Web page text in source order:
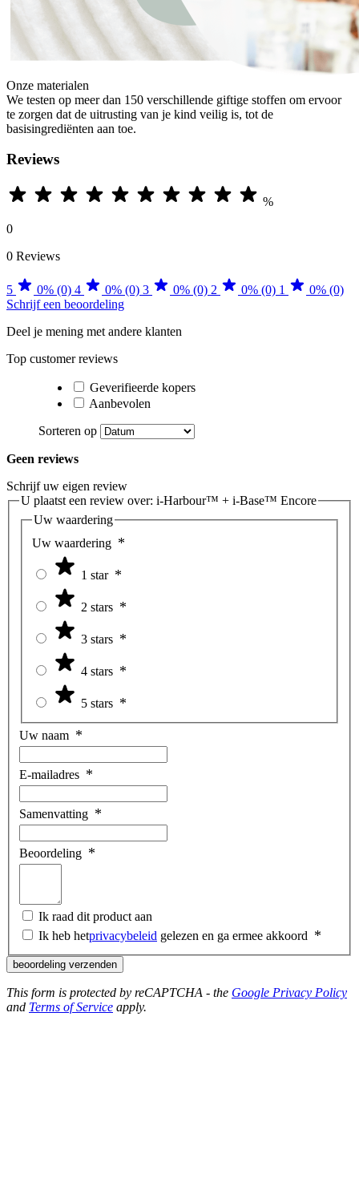
Onze materialen
We testen op meer dan 150 verschillende giftige stoffen om ervoor
te zorgen dat de uitrusting van je kind veilig is, tot de
basisingrediënten aan toe.
Reviews
%
0
0 Reviews
5 0% (0) 4 0% (0) 3 0% (0) 2 0% (0) 1
0% (0)
Schrijf een beoordeling
Deel je mening met andere klanten
Top customer reviews
Geverifieerde kopers
Aanbevolen
Sorteren op
Geen reviews
Schrijf uw eigen review
U plaatst een review over: i-Harbour™ + i-Base™ Encore
Uw waardering
Uw waardering
1 star
2 stars
3 stars
4 stars
5 stars
Uw naam
E-mailadres
Samenvatting
Beoordeling
Ik raad dit product aan
Ik heb hetprivacybeleid gelezen en ga ermee akkoord
beoordeling verzenden
This form is protected by reCAPTCHA - the Google Privacy Policy
and Terms of Service apply.